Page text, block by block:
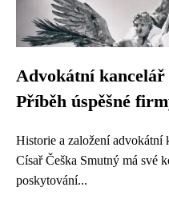
Advokátní
Příběh úspěšné
Historie a založení advokátní
Císař Češka Smutný má své
poskytování...